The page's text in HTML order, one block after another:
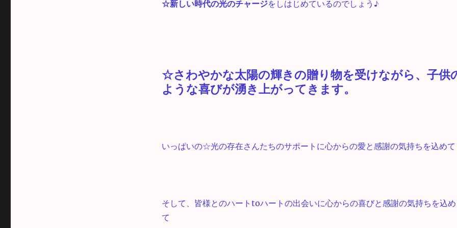
☆新しい時代の光のチャージをしはじめているのでしょう♪
☆さわやかな太陽の輝きの贈り物を受けながら、子供
ような喜びが湧き上がってきます。
いっぱいの☆光の存在さんたちのサポートに心からの愛と感謝の気持ちを込めて
そして、皆様とのハートtoハートの出会いに心からの喜びと感謝の気持ちを込め
て